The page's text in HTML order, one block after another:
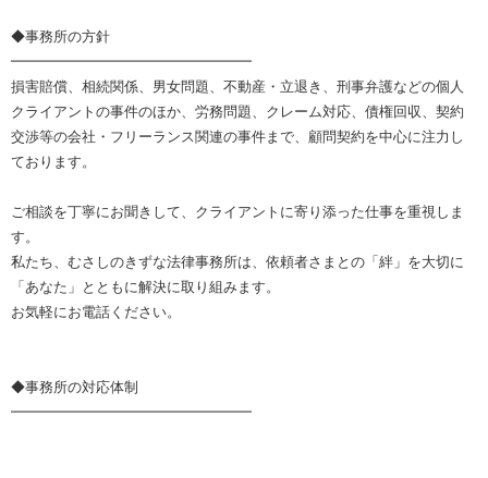
◆事務所の方針
━━━━━━━━━━━━━━━━━
損害賠償、相続関係、男女問題、不動産・立退き、刑事弁護などの個人
クライアントの事件のほか、労務問題、クレーム対応、債権回収、契約
交渉等の会社・フリーランス関連の事件まで、顧問契約を中心に注力し
ております。
ご相談を丁寧にお聞きして、クライアントに寄り添った仕事を重視しま
す。
私たち、むさしのきずな法律事務所は、依頼者さまとの「絆」を大切に
「あなた」とともに解決に取り組みます。
お気軽にお電話ください。
◆事務所の対応体制
━━━━━━━━━━━━━━━━━